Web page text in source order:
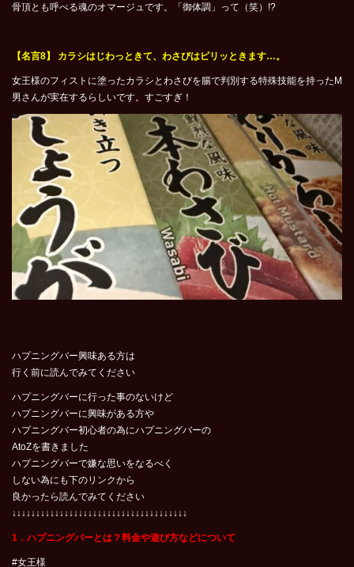
骨頂とも呼べる魂のオマージュです。「御体調」って（笑）!?
【名言8】 カラシはじわっときて、わさびはピリッときます…。
女王様のフィストに塗ったカラシとわさびを腸で判別する特殊技能を持ったM
男さんが実在するらしいです。すごすぎ！
ハプニングバー興味ある方は
行く前に読んでみてください
ハプニングバーに行った事のないけど
ハプニングバーに興味がある方や
ハプニングバー初心者の為にハプニングバーの
AtoZを書きました
ハプニングバーで嫌な思いをなるべく
しない為にも下のリンクから
良かったら読んでみてください
↓↓↓↓↓↓↓↓↓↓↓↓↓↓↓↓↓↓↓↓↓↓↓↓↓↓↓↓↓↓↓↓↓↓↓↓↓
1．ハプニングバーとは？料金や遊び方などについて
#女王様